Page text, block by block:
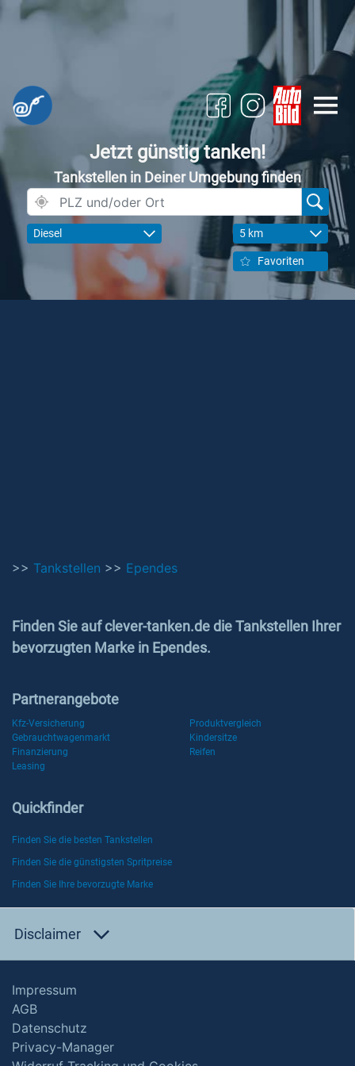
Jetzt günstig tanken!
Tankstellen in Deiner Umgebung finden
Diesel 5 km
Favoriten
>> Tankstellen >> Ependes
Finden Sie auf clever-tanken.de die Tankstellen Ihrer
bevorzugten Marke in Ependes.
Partnerangebote
Kfz-Versicherung
Produktvergleich
Gebrauchtwagenmarkt
Kindersitze
Finanzierung
Reifen
Leasing
Quickfinder
Finden Sie die besten Tankstellen
Finden Sie die günstigsten Spritpreise
Finden Sie Ihre bevorzugte Marke
Disclaimer
Impressum
AGB
Datenschutz
Privacy-Manager